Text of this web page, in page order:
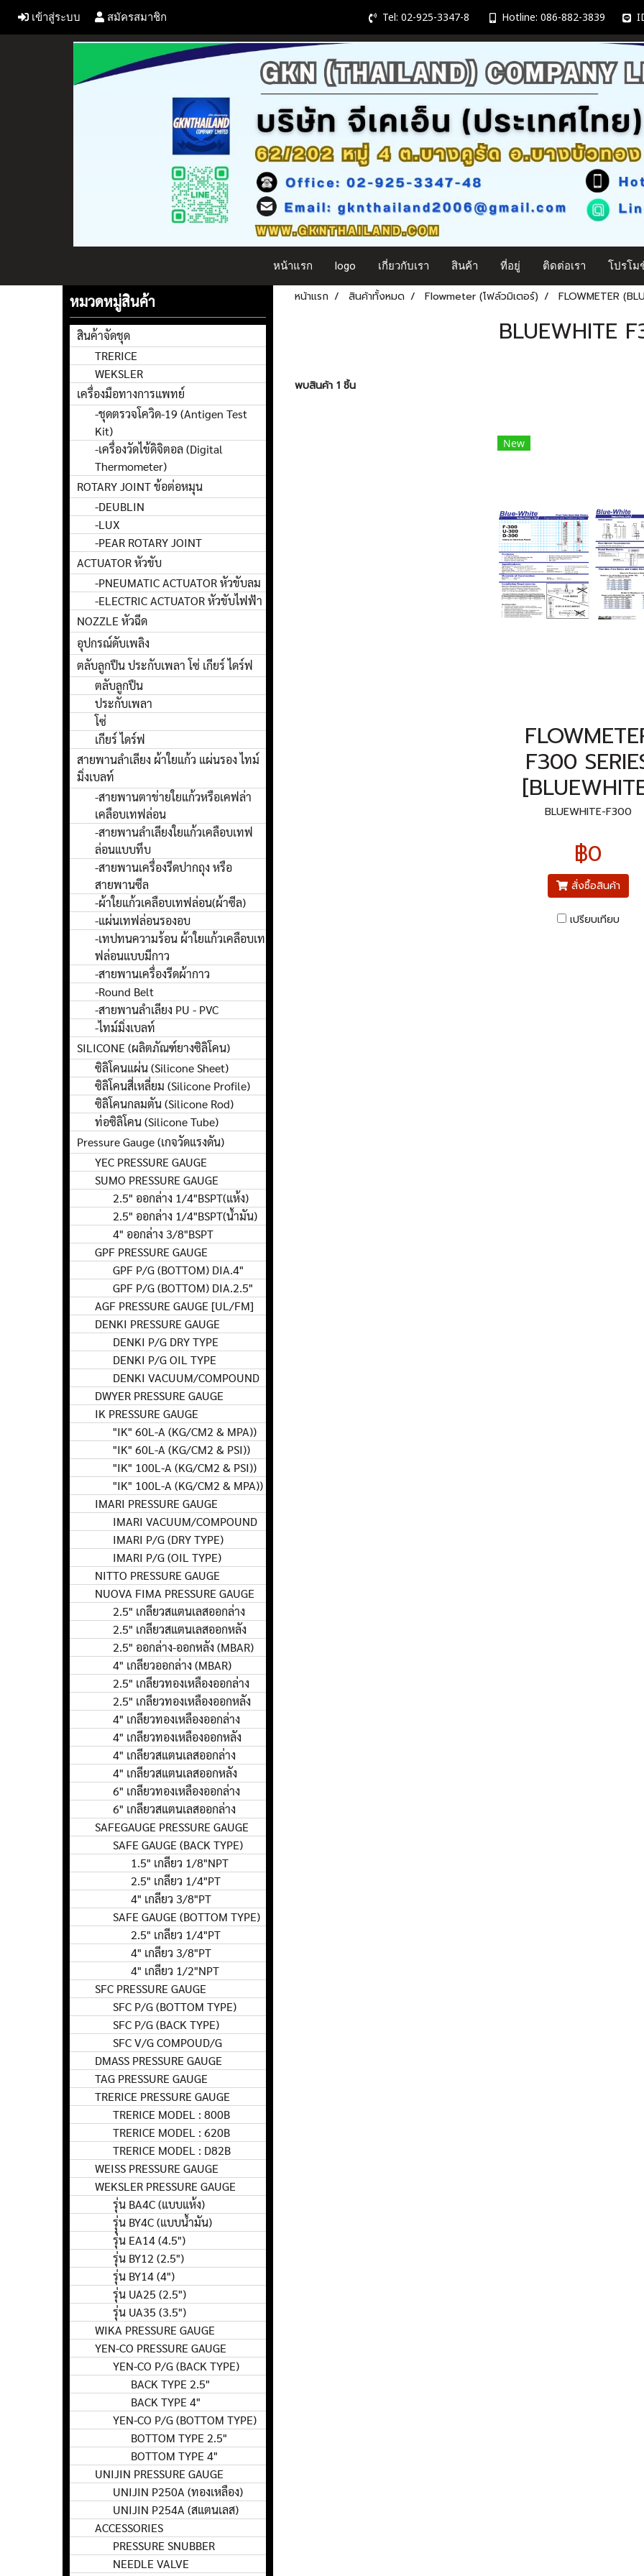
เข้าสู่ระบบ สมัครสมาชิก Tel: 02-925-3347-8 Hotline: 086-882-3839
หน้าแรก logo เกี่ยวกับเรา สินค้า ที่อยู่ ติดต่อเรา โปรโม
หน้าแรก สินค้าทั้งหมด Flowmeter (โฟล์วมิเตอร์) FLOWMETER
BLUEWHITE
พบสินค้า 1 ชิ้น
New
F300
BLUEWHITE-F300
฿0
สั่งซื้อสินค้า
เปรียบเทียบ
หมวดหมู่สินค้า
สินค้าจัดชุด
TRERICE
WEKSLER
เครื่องมือทางการแพทย์
-ชุดตรวจโควิด-19 (Antigen Test
Kit)
-เครื่องวัดไข้ดิจิตอล (Digital
Thermometer)
ROTARY JOINT ข้อต่อหมุน
-DEUBLIN
-LUX
-PEAR ROTARY JOINT
ACTUATOR หัวขับ
-PNEUMATIC ACTUATOR หัวขับลม
-ELECTRIC ACTUATOR หัวขับไฟฟ้า
NOZZLE หัวฉีด
อุปกรณ์ดับเพลิง
ตลับลูกปืน ประกับเพลา โซ่ เกียร์ ไดร์ฟ
ตลับลูกปืน
ประกับเพลา
โซ่
เกียร์ ไดร์ฟ
สายพานลำเลียง ผ้าใยแก้ว แผ่นรอง ไทม์
มิ่งเบลท์
-สายพานตาข่ายใยแก้วหรือเคฟล่า
เคลือบเทฟล่อน
-สายพานลำเลียงใยแก้วเคลือบเทฟ
ล่อนแบบทึบ
-สายพานเครื่องรีดปากถุง หรือ
สายพานซีล
-ผ้าใยแก้วเคลือบเทฟล่อน(ผ้าซีล)
-แผ่นเทฟล่อนรองอบ
-เทปทนความร้อน ผ้าใยแก้วเคลือบเท
ฟล่อนแบบมีกาว
-สายพานเครื่องรีดผ้ากาว
-Round Belt
-สายพานลำเลียง PU - PVC
-ไทม์มิ่งเบลท์
SILICONE (ผลิตภัณฑ์ยางซิลิโคน)
ซิลิโคนแผ่น (Silicone Sheet)
ซิลิโคนสี่เหลี่ยม (Silicone Profile)
ซิลิโคนกลมตัน (Silicone Rod)
ท่อซิลิโคน (Silicone Tube)
Pressure Gauge (เกจวัดแรงดัน)
YEC PRESSURE GAUGE
SUMO PRESSURE GAUGE
2.5" ออกล่าง 1/4"BSPT(แห้ง)
2.5" ออกล่าง 1/4"BSPT(น้ำมัน)
4" ออกล่าง 3/8"BSPT
GPF PRESSURE GAUGE
GPF P/G (BOTTOM) DIA.4"
GPF P/G (BOTTOM) DIA.2.5"
AGF PRESSURE GAUGE [UL/FM]
DENKI PRESSURE GAUGE
DENKI P/G DRY TYPE
DENKI P/G OIL TYPE
DENKI VACUUM/COMPOUND
DWYER PRESSURE GAUGE
IK PRESSURE GAUGE
"IK" 60L-A (KG/CM2 & MPA))
"IK" 60L-A (KG/CM2 & PSI))
"IK" 100L-A (KG/CM2 & PSI))
"IK" 100L-A (KG/CM2 & MPA))
IMARI PRESSURE GAUGE
IMARI VACUUM/COMPOUND
IMARI P/G (DRY TYPE)
IMARI P/G (OIL TYPE)
NITTO PRESSURE GAUGE
NUOVA FIMA PRESSURE GAUGE
2.5" เกลียวสแตนเลสออกล่าง
2.5" เกลียวสแตนเลสออกหลัง
2.5" ออกล่าง-ออกหลัง (MBAR)
4" เกลียวออกล่าง (MBAR)
2.5" เกลียวทองเหลืองออกล่าง
2.5" เกลียวทองเหลืองออกหลัง
4" เกลียวทองเหลืองออกล่าง
4" เกลียวทองเหลืองออกหลัง
4" เกลียวสแตนเลสออกล่าง
4" เกลียวสแตนเลสออกหลัง
6" เกลียวทองเหลืองออกล่าง
6" เกลียวสแตนเลสออกล่าง
SAFEGAUGE PRESSURE GAUGE
SAFE GAUGE (BACK TYPE)
1.5" เกลียว 1/8"NPT
2.5" เกลียว 1/4"PT
4" เกลียว 3/8"PT
SAFE GAUGE (BOTTOM TYPE)
2.5" เกลียว 1/4"PT
4" เกลียว 3/8"PT
4" เกลียว 1/2"NPT
SFC PRESSURE GAUGE
SFC P/G (BOTTOM TYPE)
SFC P/G (BACK TYPE)
SFC V/G COMPOUD/G
DMASS PRESSURE GAUGE
TAG PRESSURE GAUGE
TRERICE PRESSURE GAUGE
TRERICE MODEL : 800B
TRERICE MODEL : 620B
TRERICE MODEL : D82B
WEISS PRESSURE GAUGE
WEKSLER PRESSURE GAUGE
รุ่น BA4C (แบบแห้ง)
รุุ่น BY4C (แบบน้ำมัน)
รุ่น EA14 (4.5")
รุ่น BY12 (2.5")
รุ่น BY14 (4")
รุ่น UA25 (2.5")
รุ่น UA35 (3.5")
WIKA PRESSURE GAUGE
YEN-CO PRESSURE GAUGE
YEN-CO P/G (BACK TYPE)
BACK TYPE 2.5"
BACK TYPE 4"
YEN-CO P/G (BOTTOM TYPE)
BOTTOM TYPE 2.5"
BOTTOM TYPE 4"
UNIJIN PRESSURE GAUGE
UNIJIN P250A (ทองเหลือง)
UNIJIN P254A (สแตนเลส)
ACCESSORIES
PRESSURE SNUBBER
NEEDLE VALVE